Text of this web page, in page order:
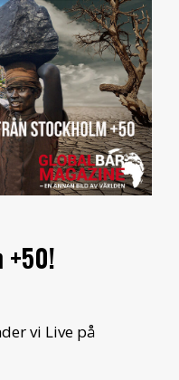
+50!
vi Live på